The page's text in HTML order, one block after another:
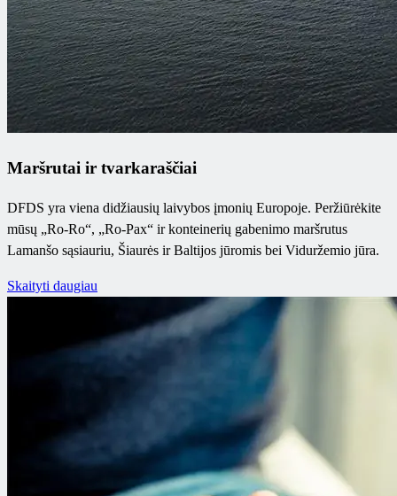
Maršrutai ir tvarkaraščiai
DFDS yra viena didžiausių laivybos įmonių Europoje. Peržiūrėkite
mūsų „Ro-Ro“, „Ro-Pax“ ir konteinerių gabenimo maršrutus
Lamanšo sąsiauriu, Šiaurės ir Baltijos jūromis bei Viduržemio jūra.
Skaityti daugiau